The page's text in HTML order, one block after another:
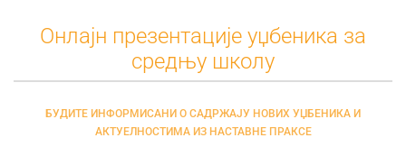
Онлајн презентације уџбеника за
средњу школу
БУДИТЕ ИНФОРМИСАНИ О САДРЖАЈУ НОВИХ УЏБЕНИКА И
АКТУЕЛНОСТИМА ИЗ НАСТАВНЕ ПРАКСЕ